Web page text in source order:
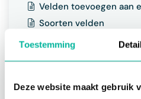
Toestemming
Deze website maakt gebruik
Velden toevoegen aan
Soorten velden
Logica toevoegen
Tarieven en kortingen